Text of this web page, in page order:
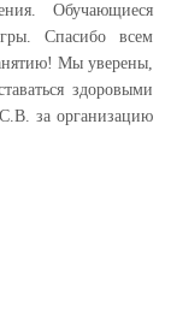
Обучающиеся
Спасибо всем
Мы уверены,
здоровыми
за организацию